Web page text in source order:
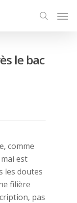
le bac
comme
est
les doutes
filière
pas